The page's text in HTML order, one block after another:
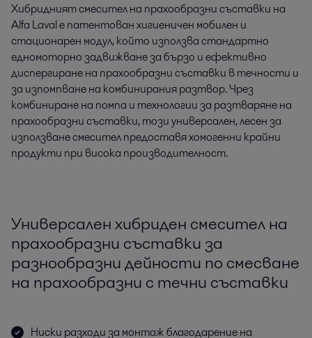
Хибридният смесител на прахообразни съставки на
Alfa Laval е патентован хигиеничен мобилен и
стационарен модул, който използва стандартно
едномоторно задвижване за бързо и ефективно
диспергиране на прахообразни съставки в течности и
за изпомпване на комбинирания разтвор. Чрез
комбиниране на помпа и технологии за разтваряне на
прахообразни съставки, този универсален, лесен за
използване смесител предоставя хомогенни крайни
продукти при висока производителност.
Универсален хибриден смесител на
прахообразни съставки за
разнообразни дейности по смесване
на прахообразни с течни съставки
Ниски разходи за монтаж благодарение на